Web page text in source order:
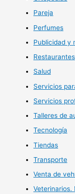
Pareja
Perfumes
Publicidad y
Restaurantes
Salud
Servicios
Servicios
Talleres de
Tecnología
Tiendas
Transporte
Venta de
Veterinarios.